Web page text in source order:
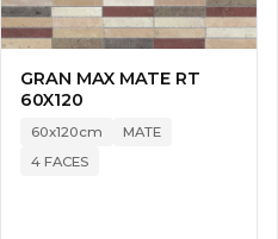
GRAN MAX MATE RT
60X120
60x120cm
MATE
4 FACES